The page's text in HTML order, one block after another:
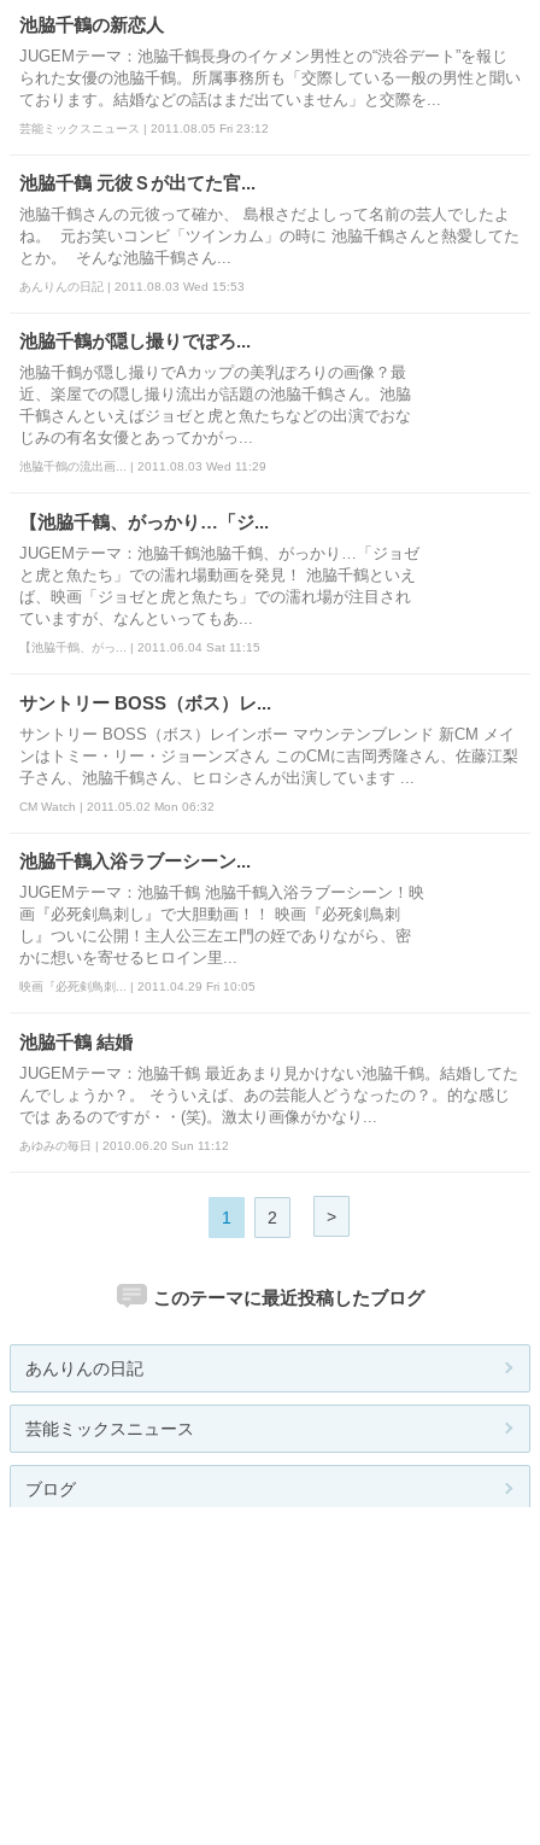
池脇千鶴の新恋人
JUGEMテーマ：池脇千鶴長身のイケメン男性との“渋谷デート”を報じ
られた女優の池脇千鶴。所属事務所も「交際している一般の男性と聞い
ております。結婚などの話はまだ出ていません」と交際を...
芸能ミックスニュース | 2011.08.05 Fri 23:12
池脇千鶴 元彼Ｓが出てた官...
池脇千鶴さんの元彼って確か、 島根さだよしって名前の芸人でしたよ
ね。 元お笑いコンビ「ツインカム」の時に 池脇千鶴さんと熱愛してた
とか。 そんな池脇千鶴さん...
あんりんの日記 | 2011.08.03 Wed 15:53
池脇千鶴が隠し撮りでぽろ...
池脇千鶴が隠し撮りでAカップの美乳ぽろりの画像？最
近、楽屋での隠し撮り流出が話題の池脇千鶴さん。池脇
千鶴さんといえばジョゼと虎と魚たちなどの出演でおな
じみの有名女優とあってかがっ...
池脇千鶴の流出画... | 2011.08.03 Wed 11:29
【池脇千鶴、がっかり…「ジ...
JUGEMテーマ：池脇千鶴池脇千鶴、がっかり…「ジョゼ
と虎と魚たち」での濡れ場動画を発見！ 池脇千鶴といえ
ば、映画「ジョゼと虎と魚たち」での濡れ場が注目され
ていますが、なんといってもあ...
【池脇千鶴、がっ... | 2011.06.04 Sat 11:15
サントリー BOSS（ボス）レ...
サントリー BOSS（ボス）レインボー マウンテンブレンド 新CM メイ
ンはトミー・リー・ジョーンズさん このCMに吉岡秀隆さん、佐藤江梨
子さん、池脇千鶴さん、ヒロシさんが出演しています ...
CM Watch | 2011.05.02 Mon 06:32
池脇千鶴入浴ラブーシーン...
JUGEMテーマ：池脇千鶴 池脇千鶴入浴ラブーシーン！映
画『必死剣鳥刺し』で大胆動画！！ 映画『必死剣鳥刺
し』ついに公開！主人公三左エ門の姪でありながら、密
かに想いを寄せるヒロイン里...
映画『必死剣鳥刺... | 2011.04.29 Fri 10:05
池脇千鶴 結婚
JUGEMテーマ：池脇千鶴 最近あまり見かけない池脇千鶴。結婚してた
んでしょうか？。 そういえば、あの芸能人どうなったの？。的な感じ
では あるのですが・・(笑)。激太り画像がかなり...
あゆみの毎日 | 2010.06.20 Sun 11:12
1 2 >
このテーマに最近投稿したブログ
あんりんの日記
芸能ミックスニュース
ブログ